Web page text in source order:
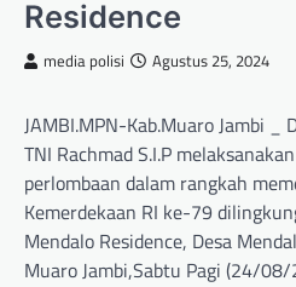
Residence
media polisi Agustus 25, 2024
JAMBI.MPN-Kab.Muaro Jambi
TNI Rachmad S.I.P
perlombaan dalam rangkah
Kemerdekaan RI ke-79
Mendalo Residence, Desa
Muaro Jambi,Sabtu Pagi (24/